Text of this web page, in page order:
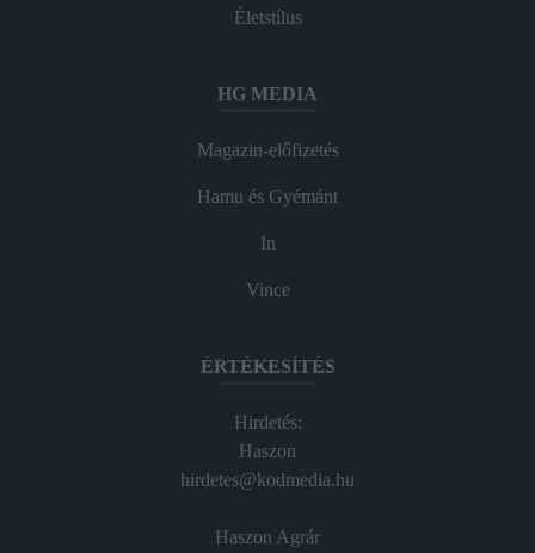
Életstílus
HG MEDIA
Magazin-előfizetés
Hamu és Gyémánt
In
Vince
ÉRTÉKESÍTÉS
Hirdetés:
Haszon
hirdetes@kodmedia.hu
Haszon Agrár